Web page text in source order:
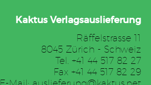
Kaktus Verlagsauslieferung
Räffelstrasse 11
8045 Zürich - Schweiz
Tel. +41 44 517 82 27
Fax +41 44 517 82 29
E-Mail: auslieferung@kaktus.net